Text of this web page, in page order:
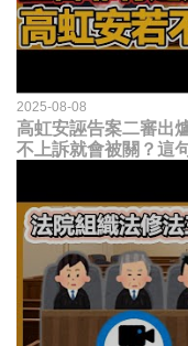
2025-08-08
高虹安誣告案二審出
不上訴就會被關？這